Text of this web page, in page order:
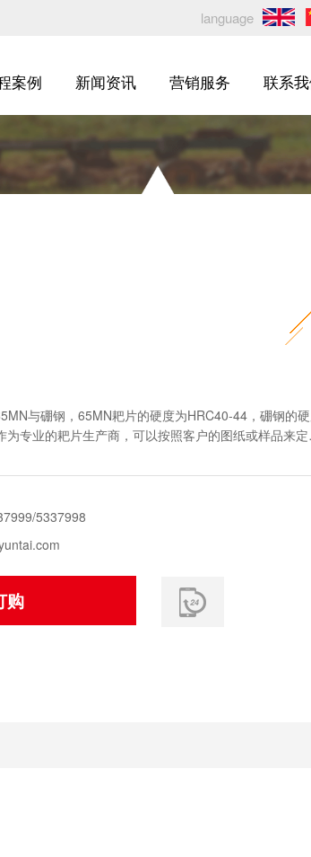
language
案例 新闻资讯 营销服务 联系
与硼钢，65MN耙片的硬度为HRC40-44，硼钢的
为专业的耙片生产商，可以按照客户的图纸或样品来定
5337998
购